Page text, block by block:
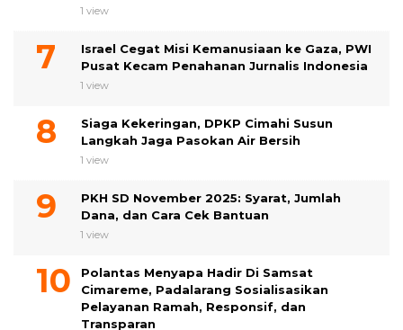
1 view
Israel Cegat Misi Kemanusiaan ke Gaza, PWI
Pusat Kecam Penahanan Jurnalis Indonesia
1 view
Siaga Kekeringan, DPKP Cimahi Susun
Langkah Jaga Pasokan Air Bersih
1 view
PKH SD November 2025: Syarat, Jumlah
Dana, dan Cara Cek Bantuan
1 view
Polantas Menyapa Hadir Di Samsat
Cimareme, Padalarang Sosialisasikan
Pelayanan Ramah, Responsif, dan
Transparan